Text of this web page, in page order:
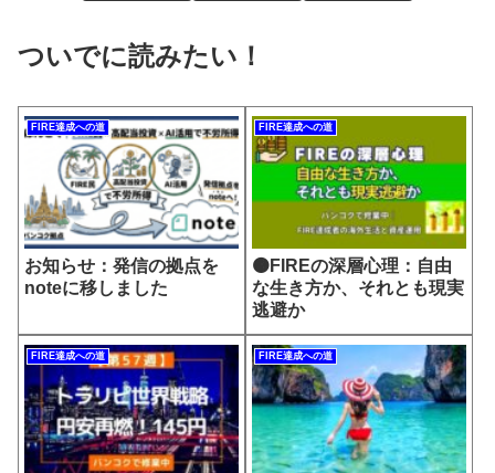
ついでに読みたい！
FIRE達成への道
お知らせ：発信の拠点を
noteに移しました
FIRE達成への道
🟠FIREの深層心理：自由
な生き方か、それとも現実
逃避か
FIRE達成への道 FIRE達成への道